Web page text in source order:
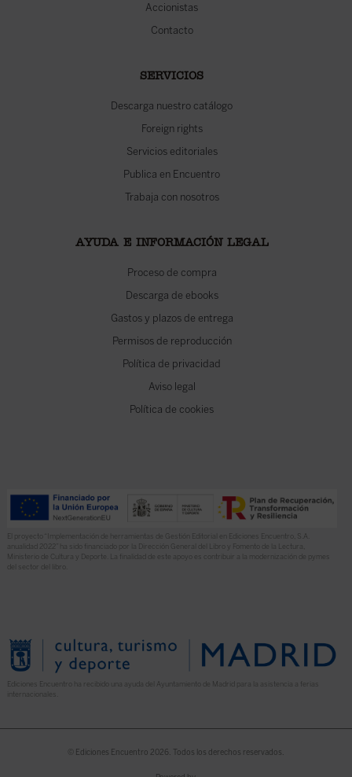
Accionistas
Contacto
SERVICIOS
Descarga nuestro catálogo
Foreign rights
Servicios editoriales
Publica en Encuentro
Trabaja con nosotros
AYUDA E INFORMACIÓN LEGAL
Proceso de compra
Descarga de ebooks
Gastos y plazos de entrega
Permisos de reproducción
Política de privacidad
Aviso legal
Política de cookies
El proyecto “Implementación de herramientas de Gestión Editorial en Ediciones Encuentro, S.A.
anualidad 2022” ha sido financiado por la Dirección General del Libro y Fomento de la Lectura,
Ministerio de Cultura y Deporte. La finalidad de este apoyo es contribuir a la modernización de pymes
del sector del libro.
Ediciones Encuentro ha recibido una ayuda del Ayuntamiento de Madrid para la asistencia a ferias
© Ediciones Encuentro 2026. Todos los derechos reservados.